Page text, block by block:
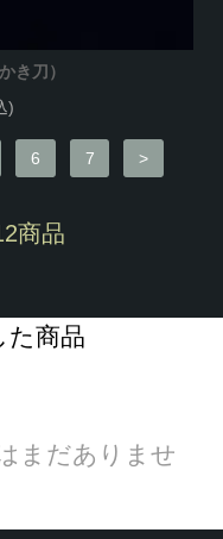
き刀）
)
6 7 >
商品
た商品
まだありませ